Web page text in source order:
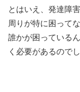
とはいえ、発達障
周りが特に困って
誰かが困っている
く必要があるのでし